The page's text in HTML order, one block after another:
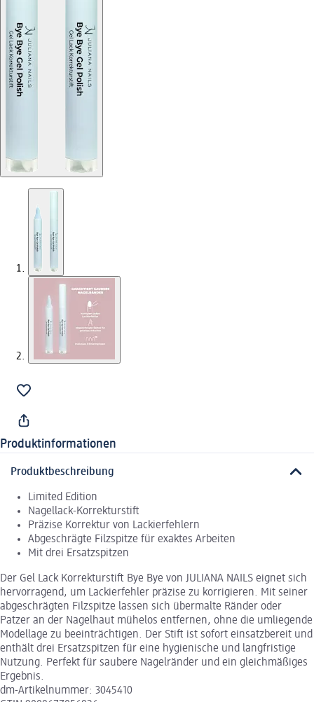
Produktinformationen
Produktbeschreibung
Limited Edition
Nagellack-Korrekturstift
Präzise Korrektur von Lackierfehlern
Abgeschrägte Filzspitze für exaktes Arbeiten
Mit drei Ersatzspitzen
Der Gel Lack Korrekturstift Bye Bye von JULIANA NAILS eignet sich
hervorragend, um Lackierfehler präzise zu korrigieren. Mit seiner
abgeschrägten Filzspitze lassen sich übermalte Ränder oder
Patzer an der Nagelhaut mühelos entfernen, ohne die umliegende
Modellage zu beeinträchtigen. Der Stift ist sofort einsatzbereit und
enthält drei Ersatzspitzen für eine hygienische und langfristige
Nutzung. Perfekt für saubere Nagelränder und ein gleichmäßiges
Ergebnis.
dm-Artikelnummer: 3045410